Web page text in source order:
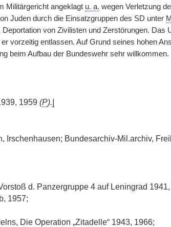
Militärgericht angeklagt u. a. wegen Verletzung
Juden durch die Einsatzgruppen des SD unter
von Zivilisten und Zerstörungen. Das
vorzeitig entlassen. Auf Grund seines hohen
beim Aufbau der Bundeswehr sehr willkommen.
1959 (P).
Irschenhausen; Bundesarchiv-Mil.archiv,
d. Panzergruppe 4 auf Leningrad
1957;
Die Operation „Zitadelle“ 1943, 1966;